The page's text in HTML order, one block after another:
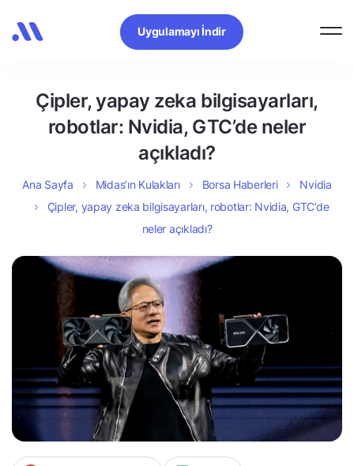
Uygulamayı İndir
Çipler, yapay zeka bilgisayarları,
robotlar: Nvidia, GTC’de neler
açıkladı?
Ana Sayfa Midas’ın Kulakları Borsa Haberleri
Nvidia
Çipler, yapay zeka bilgisayarları, robotlar: Nvidia, GTC’de
neler açıkladı?